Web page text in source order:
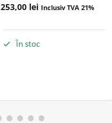
253,00 lei Inclusiv TVA 21%
În stoc